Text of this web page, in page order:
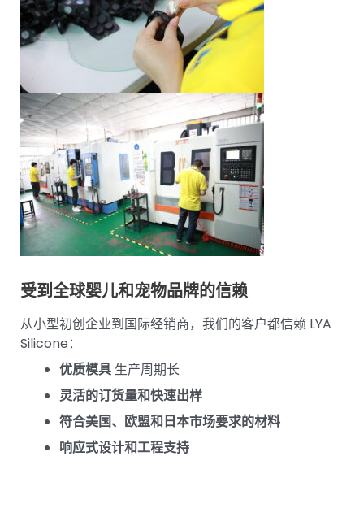
受到全球婴儿和宠物品牌的信赖
从小型初创企业到国际经销商，我们的客户都信赖 LYA
Silicone：
优质模具 生产周期长
灵活的订货量和快速出样
符合美国、欧盟和日本市场要求的材料
响应式设计和工程支持